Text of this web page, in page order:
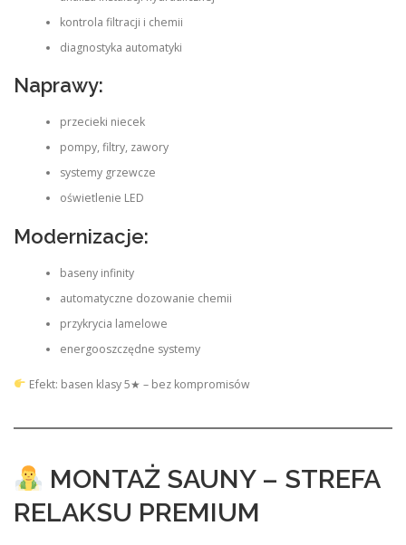
kontrola filtracji i chemii
diagnostyka automatyki
Naprawy:
przecieki niecek
pompy, filtry, zawory
systemy grzewcze
oświetlenie LED
Modernizacje:
baseny infinity
automatyczne dozowanie chemii
przykrycia lamelowe
energooszczędne systemy
Efekt: basen klasy 5★ – bez kompromisów
MONTAŻ SAUNY – STREFA
RELAKSU PREMIUM